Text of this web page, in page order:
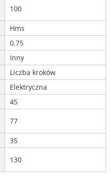
100
Hms
0.75
Inny
Liczba kroków
Elektryczna
45
77
35
130